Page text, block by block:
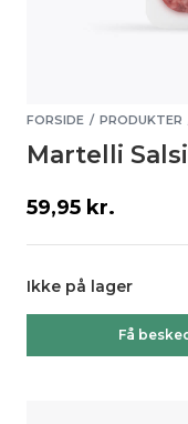
FORSIDE / PRODUKTER
Martelli
59,95 kr.
Ikke på lager
Få